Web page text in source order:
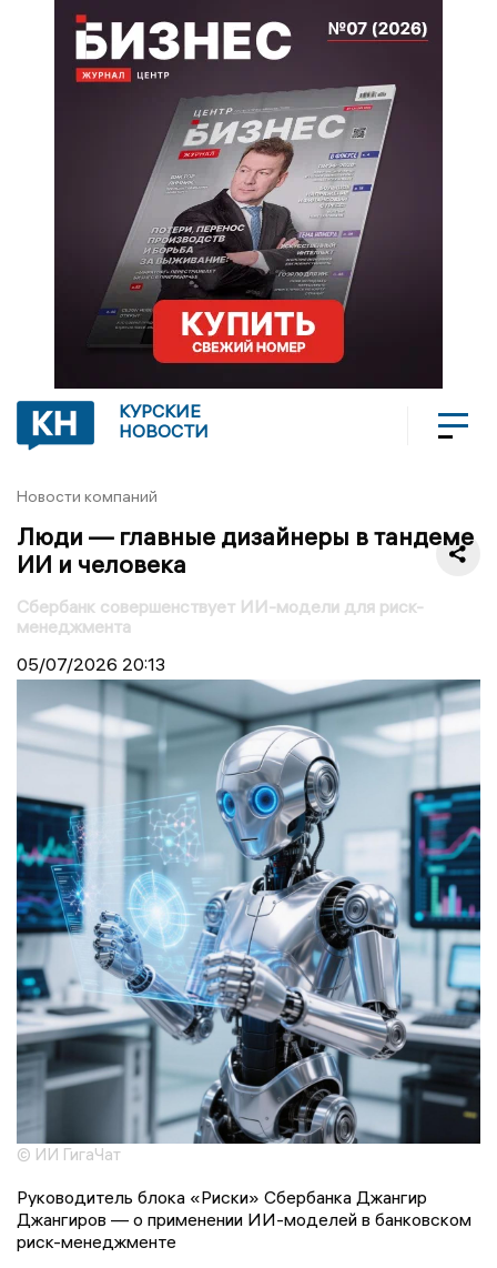
КУРСКИЕ
НОВОСТИ
Новости компаний
Люди — главные дизайнеры в тандеме
ИИ и человека
Сбербанк совершенствует ИИ-модели для риск-
менеджмента
05/07/2026 20:13
© ИИ ГигаЧат
Руководитель блока «Риски» Сбербанка Джангир
Джангиров — о применении ИИ-моделей в банковском
риск-менеджменте